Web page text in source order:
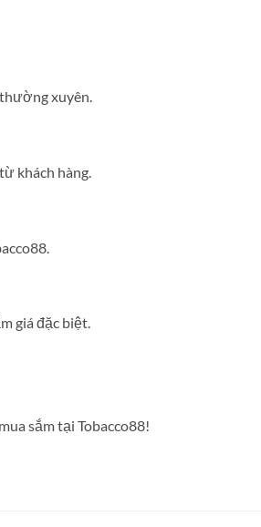
xuyên.
khách hàng.
giá đặc biệt.
sắm tại Tobacco88!